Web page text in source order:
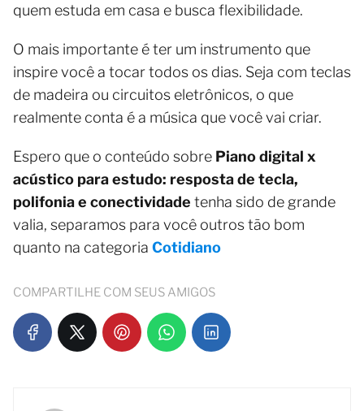
quem estuda em casa e busca flexibilidade.
O mais importante é ter um instrumento que
inspire você a tocar todos os dias. Seja com teclas
de madeira ou circuitos eletrônicos, o que
realmente conta é a música que você vai criar.
Espero que o conteúdo sobre Piano digital x
acústico para estudo: resposta de tecla,
polifonia e conectividade tenha sido de grande
valia, separamos para você outros tão bom
quanto na categoria Cotidiano
COMPARTILHE COM SEUS AMIGOS